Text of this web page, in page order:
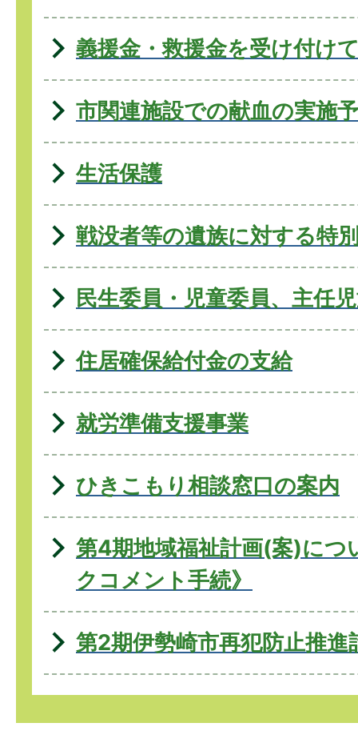
義援金・救援金を受け付け
市関連施設での献血の実施
生活保護
戦没者等の遺族に対する特
民生委員・児童委員、主任
住居確保給付金の支給
就労準備支援事業
ひきこもり相談窓口の案内
第4期地域福祉計画(案)につ
クコメント手続》
第2期伊勢崎市再犯防止推進